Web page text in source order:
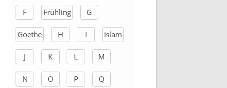
h
F Frühling G
Goethe H I Islam
J K L M
N O P Q